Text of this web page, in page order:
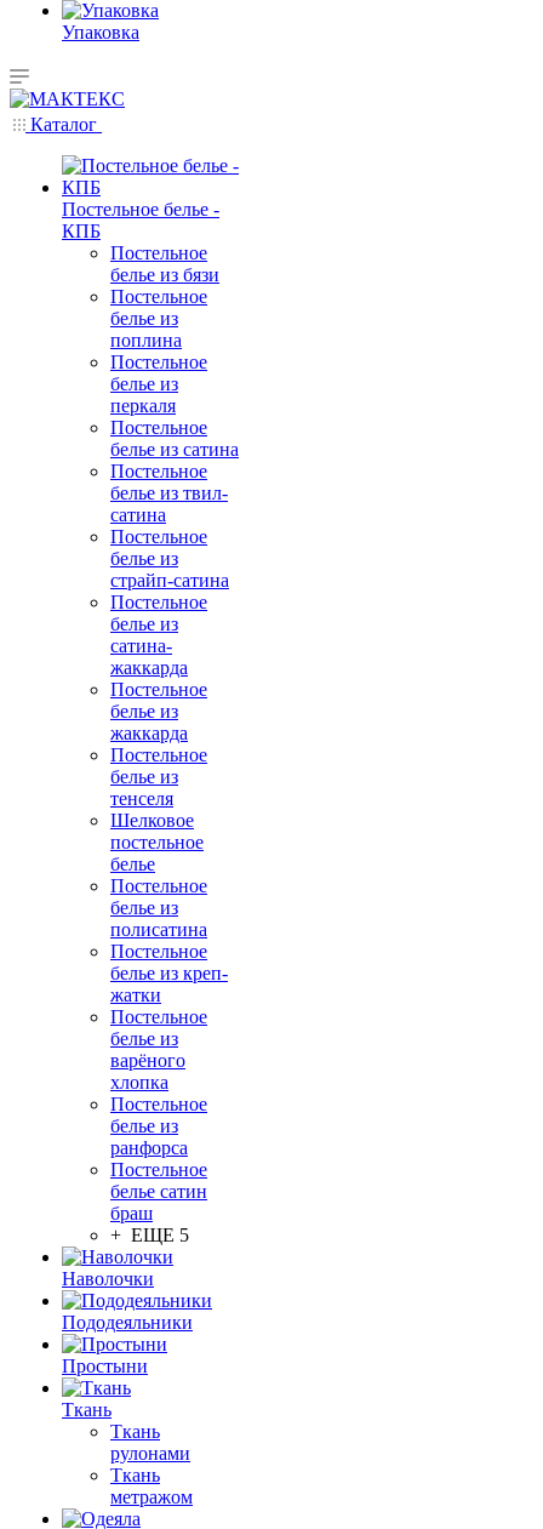
Упаковка
Каталог
Постельное белье -
КПБ
Постельное
белье из бязи
Постельное
белье из
поплина
Постельное
белье из
перкаля
Постельное
белье из сатина
Постельное
белье из твил-
сатина
Постельное
белье из
страйп-сатина
Постельное
белье из
сатина-
жаккарда
Постельное
белье из
жаккарда
Постельное
белье из
тенселя
Шелковое
постельное
белье
Постельное
белье из
полисатина
Постельное
белье из креп-
жатки
Постельное
белье из
варёного
хлопка
Постельное
белье из
ранфорса
Постельное
белье сатин
браш
+ ЕЩЕ 5
Наволочки
Пододеяльники
Простыни
Ткань
Ткань
рулонами
Ткань
метражом